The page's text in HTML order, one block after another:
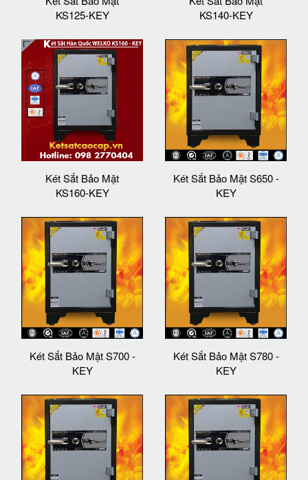
KS125-KEY
KS140-KEY
Két Sắt Bảo Mật
KS160-KEY
Két Sắt Bảo Mật S650 -
KEY
Két Sắt Bảo Mật S700 -
KEY
Két Sắt Bảo Mật S780 -
KEY